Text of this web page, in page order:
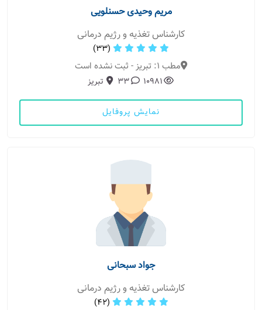
مریم وحیدی حسنلویی
کارشناس تغذیه و رژیم درمانی
(33)
مطب 1: تبریز - ثبت نشده است
10981
33 تبریز
نمایش پروفایل
جواد سبحانی
کارشناس تغذیه و رژیم درمانی
(42)